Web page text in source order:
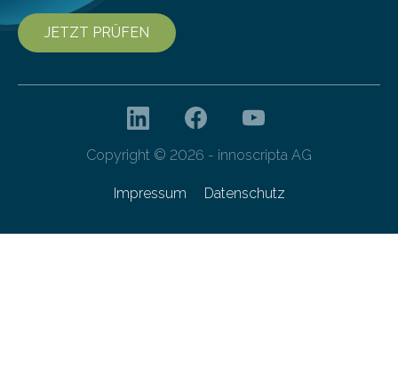
JETZT PRÜFEN
Copyright © 2026 - innoscripta AG
Impressum Datenschutz